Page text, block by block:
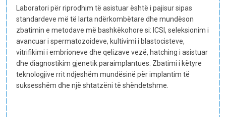
Laboratori për riprodhim të asistuar është i pajisur sipas
standardeve më të larta ndërkombëtare dhe mundëson
zbatimin e metodave më bashkëkohore si: ICSI, seleksionim i
avancuar i spermatozoideve, kultivimi i blastocisteve,
vitrifikimi i embrioneve dhe qelizave vezë, hatching i asistuar
dhe diagnostikim gjenetik paraimplantues. Zbatimi i këtyre
teknologjive rrit ndjeshëm mundësinë për implantim të
suksesshëm dhe një shtatzëni të shëndetshme.